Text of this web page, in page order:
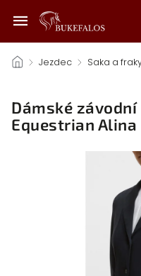
/ Jezdec / Saka a
Dámské
Equestrian Alina